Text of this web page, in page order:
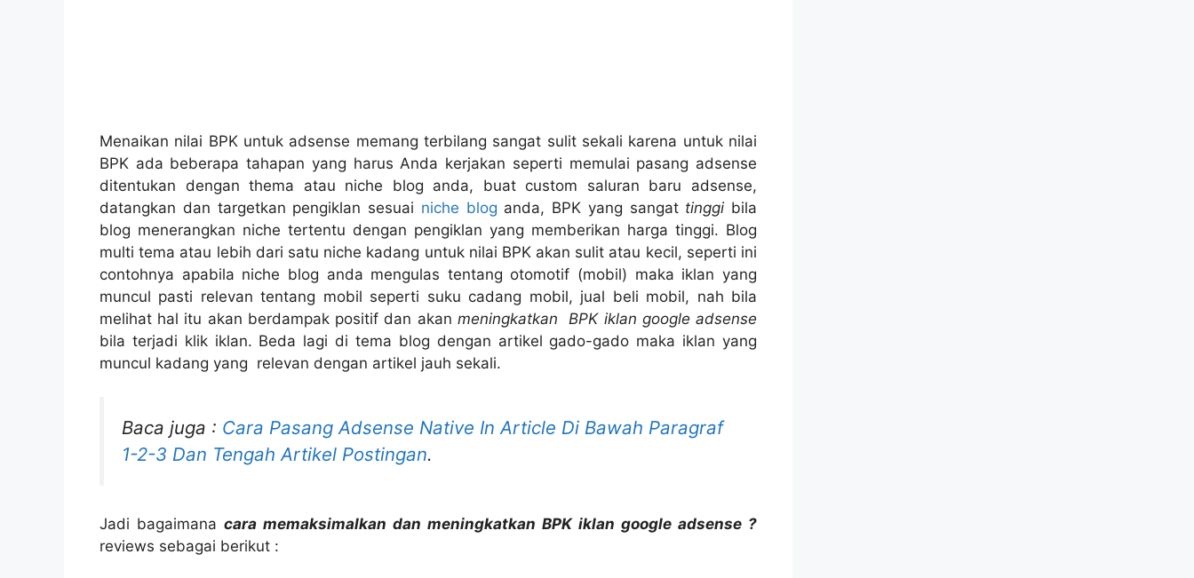
Menaikan nilai BPK untuk adsense memang terbilang sangat sulit sekali karena untuk nilai
BPK ada beberapa tahapan yang harus Anda kerjakan seperti memulai pasang adsense
ditentukan dengan thema atau niche blog anda, buat custom saluran baru adsense,
datangkan dan targetkan pengiklan sesuai niche blog anda, BPK yang sangat tinggi bila
blog menerangkan niche tertentu dengan pengiklan yang memberikan harga tinggi. Blog
multi tema atau lebih dari satu niche kadang untuk nilai BPK akan sulit atau kecil, seperti ini
contohnya apabila niche blog anda mengulas tentang otomotif (mobil) maka iklan yang
muncul pasti relevan tentang mobil seperti suku cadang mobil, jual beli mobil, nah bila
melihat hal itu akan berdampak positif dan akan meningkatkan BPK iklan google adsense
bila terjadi klik iklan. Beda lagi di tema blog dengan artikel gado-gado maka iklan yang
muncul kadang yang relevan dengan artikel jauh sekali.
Baca juga : Cara Pasang Adsense Native In Article Di Bawah Paragraf
1-2-3 Dan Tengah Artikel Postingan.
Jadi bagaimana cara memaksimalkan dan meningkatkan BPK iklan google adsense ?
reviews sebagai berikut :